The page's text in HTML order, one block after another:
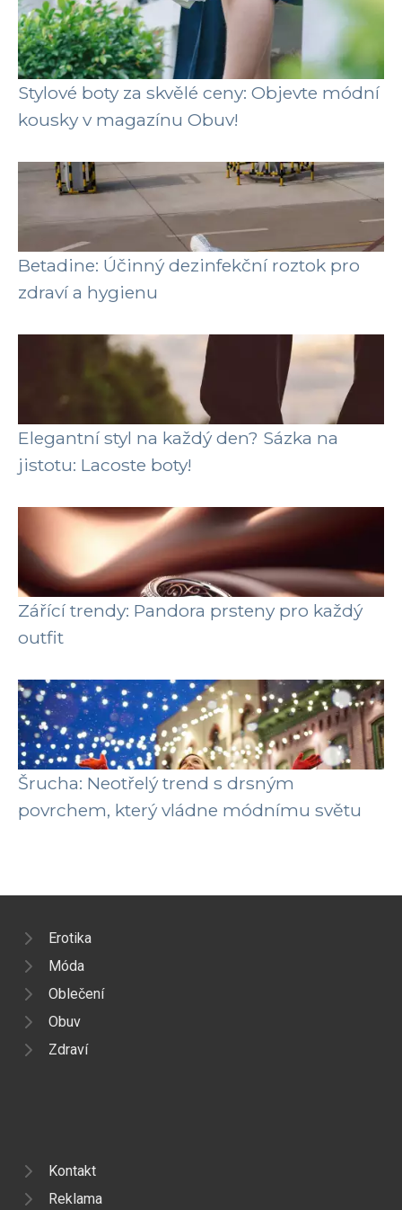
Stylové boty za skvělé ceny: Objevte módní
kousky v magazínu Obuv!
Betadine: Účinný dezinfekční roztok pro
zdraví a hygienu
Elegantní styl na každý den? Sázka na
jistotu: Lacoste boty!
Zářící trendy: Pandora prsteny pro každý
outfit
Šrucha: Neotřelý trend s drsným
povrchem, který vládne módnímu světu
Erotika
Móda
Oblečení
Obuv
Zdraví
Kontakt
Reklama